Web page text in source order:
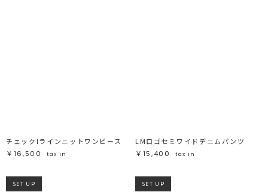
チェックIラインニットワンピース
￥16,500
tax in
LMロゴセミワイドデニムパンツ
￥15,400
tax in
SET UP SET UP